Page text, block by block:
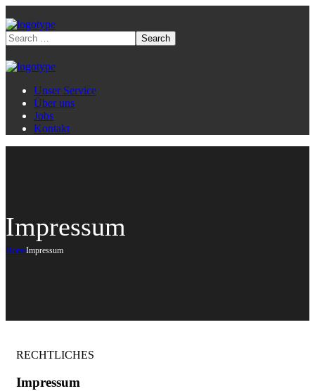
Unser Service
Über uns
Jobs
Kontakt
Impressum
HomeImpressum
RECHTLICHES
Impressum